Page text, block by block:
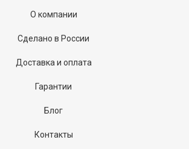
О компании
Сделано в России
Доставка и оплата
Гарантии
Блог
Контакты